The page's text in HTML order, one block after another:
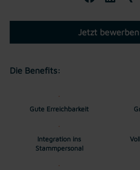
Jetzt bewerben
Die Benefits:
Gute Erreichbarkeit
Integration ins
Stammpersonal